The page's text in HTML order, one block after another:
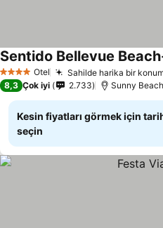
4 Yıldız Otel Sahilde harika bir
Fiyatları görün
8,3 Çok iyi 2.733 Sunny Beach
Kesin fiyatları görmek için
seçin